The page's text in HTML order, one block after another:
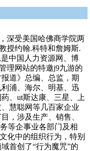
深受美国哈佛商学院两
授约翰.科特和詹姆斯.
中国人力资源网、博
理网站的特邀j9九游的
道》总编、总监，期
浦、海尔、明基、迅
、ut斯达康、三星、上
慧聪网等几百家企业
，涉及生产、销售、
等企事业各部门及相
化中的组织行为，特别
首创了“行为魔咒”的